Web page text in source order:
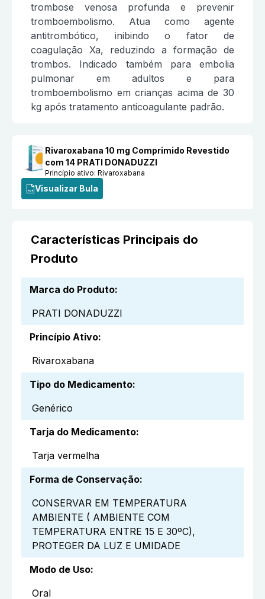
trombose venosa profunda e prevenir
tromboembolismo. Atua como agente
antitrombótico, inibindo o fator de
coagulação Xa, reduzindo a formação de
trombos. Indicado também para embolia
pulmonar em adultos e para
tromboembolismo em crianças acima de 30
kg após tratamento anticoagulante padrão.
Rivaroxabana 10 mg Comprimido Revestido
com 14 PRATI DONADUZZI
Princípio ativo:Rivaroxabana
Visualizar Bula
Características Principais do
Produto
Marca do Produto:
PRATI DONADUZZI
Princípio Ativo:
Rivaroxabana
Tipo do Medicamento:
Genérico
Tarja do Medicamento:
Tarja vermelha
Forma de Conservação:
CONSERVAR EM TEMPERATURA
AMBIENTE ( AMBIENTE COM
TEMPERATURA ENTRE 15 E 30ºC),
PROTEGER DA LUZ E UMIDADE
Modo de Uso:
Oral